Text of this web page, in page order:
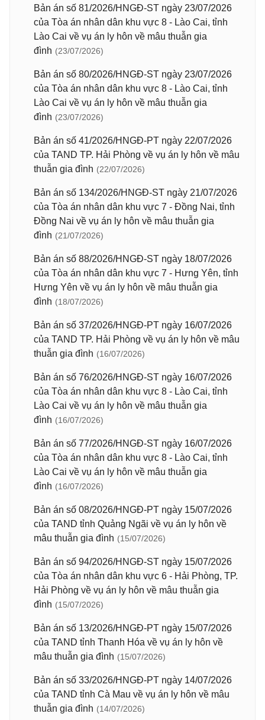
Bản án số 81/2026/HNGĐ-ST ngày 23/07/2026
của Tòa án nhân dân khu vực 8 - Lào Cai, tỉnh
Lào Cai về vụ án ly hôn về mâu thuẫn gia
đình (23/07/2026)
Bản án số 80/2026/HNGĐ-ST ngày 23/07/2026
của Tòa án nhân dân khu vực 8 - Lào Cai, tỉnh
Lào Cai về vụ án ly hôn về mâu thuẫn gia
đình (23/07/2026)
Bản án số 41/2026/HNGĐ-PT ngày 22/07/2026
của TAND TP. Hải Phòng về vụ án ly hôn về mâu
thuẫn gia đình (22/07/2026)
Bản án số 134/2026/HNGĐ-ST ngày 21/07/2026
của Tòa án nhân dân khu vực 7 - Đồng Nai, tỉnh
Đồng Nai về vụ án ly hôn về mâu thuẫn gia
đình (21/07/2026)
Bản án số 88/2026/HNGĐ-ST ngày 18/07/2026
của Tòa án nhân dân khu vực 7 - Hưng Yên, tỉnh
Hưng Yên về vụ án ly hôn về mâu thuẫn gia
đình (18/07/2026)
Bản án số 37/2026/HNGĐ-PT ngày 16/07/2026
của TAND TP. Hải Phòng về vụ án ly hôn về mâu
thuẫn gia đình (16/07/2026)
Bản án số 76/2026/HNGĐ-ST ngày 16/07/2026
của Tòa án nhân dân khu vực 8 - Lào Cai, tỉnh
Lào Cai về vụ án ly hôn về mâu thuẫn gia
đình (16/07/2026)
Bản án số 77/2026/HNGĐ-ST ngày 16/07/2026
của Tòa án nhân dân khu vực 8 - Lào Cai, tỉnh
Lào Cai về vụ án ly hôn về mâu thuẫn gia
đình (16/07/2026)
Bản án số 08/2026/HNGĐ-PT ngày 15/07/2026
của TAND tỉnh Quảng Ngãi về vụ án ly hôn về
mâu thuẫn gia đình (15/07/2026)
Bản án số 94/2026/HNGĐ-ST ngày 15/07/2026
của Tòa án nhân dân khu vực 6 - Hải Phòng, TP.
Hải Phòng về vụ án ly hôn về mâu thuẫn gia
đình (15/07/2026)
Bản án số 13/2026/HNGĐ-PT ngày 15/07/2026
của TAND tỉnh Thanh Hóa về vụ án ly hôn về
mâu thuẫn gia đình (15/07/2026)
Bản án số 33/2026/HNGĐ-PT ngày 14/07/2026
của TAND tỉnh Cà Mau về vụ án ly hôn về mâu
thuẫn gia đình (14/07/2026)